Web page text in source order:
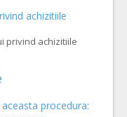
achizitiile
privind achizitiile
procedura: